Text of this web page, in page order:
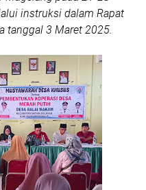
instruksi dalam Rapat
tanggal 3 Maret 2025.